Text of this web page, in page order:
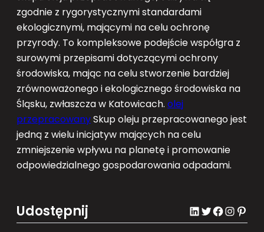
zgodnie z rygorystycznymi standardami
ekologicznymi, mającymi na celu ochronę
przyrody. To kompleksowe podejście współgra z
surowymi przepisami dotyczącymi ochrony
środowiska, mając na celu stworzenie bardziej
zrównoważonego i ekologicznego środowiska na
Śląsku, zwłaszcza w Katowicach. olej
przepracowanySkup oleju przepracowanego jest
jedną z wielu inicjatyw mających na celu
zmniejszenie wpływu na planetę i promowanie
odpowiedzialnego gospodarowania odpadami.
Udostępnij LinkedIn Twitter Facebook Instagram Pinterest